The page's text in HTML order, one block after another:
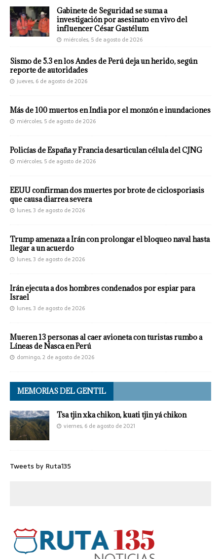
Gabinete de Seguridad se suma a
investigación por asesinato en vivo del
influencer César Gastélum
miércoles, 5 de agosto de 2026
Sismo de 5.3 en los Andes de Perú deja un herido, según
reporte de autoridades
jueves, 6 de agosto de 2026
Más de 100 muertos en India por el monzón e inundaciones
miércoles, 5 de agosto de 2026
Policías de España y Francia desarticulan célula del CJNG
miércoles, 5 de agosto de 2026
EEUU confirman dos muertes por brote de ciclosporiasis
que causa diarrea severa
lunes, 3 de agosto de 2026
Trump amenaza a Irán con prolongar el bloqueo naval hasta
llegar a un acuerdo
lunes, 3 de agosto de 2026
Irán ejecuta a dos hombres condenados por espiar para
Israel
lunes, 3 de agosto de 2026
Mueren 13 personas al caer avioneta con turistas rumbo a
Líneas de Nasca en Perú
domingo, 2 de agosto de 2026
MEMORIAS DEL GENTIL
Tsa tjin xka chikon, kuati tjin yá chikon
viernes, 6 de agosto de 2021
Tweets by Ruta135